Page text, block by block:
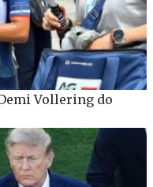
Vollering do